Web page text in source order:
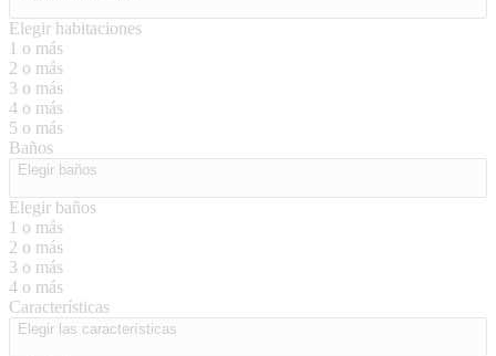
Elegir habitaciones
1 o más
2 o más
3 o más
4 o más
5 o más
Baños
Elegir baños
Elegir baños
1 o más
2 o más
3 o más
4 o más
Características
Elegir las características